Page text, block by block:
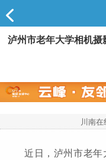
泸州市老年大学相机
川南
近日，泸州市老